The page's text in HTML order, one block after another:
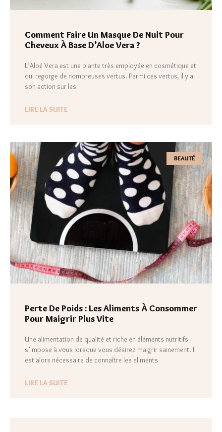
Comment Faire Un Masque De Nuit Pour
Cheveux À Base D’Aloe Vera ?
L’Aloé Vera est une plante très employée en cosmétique et
qui regorge de nombreuses vertus. Parmi ces vertus, il y a
son action sur les
LIRE LA SUITE
BEAUTÉ
Perte De Poids : Les Aliments À Consommer
Pour Maigrir Plus Vite
Une alimentation de qualité et riche en éléments nutritifs
s’impose à vous lorsque vous désirez maigrir sainement. Il
est alors nécessaire de connaître les aliments
LIRE LA SUITE